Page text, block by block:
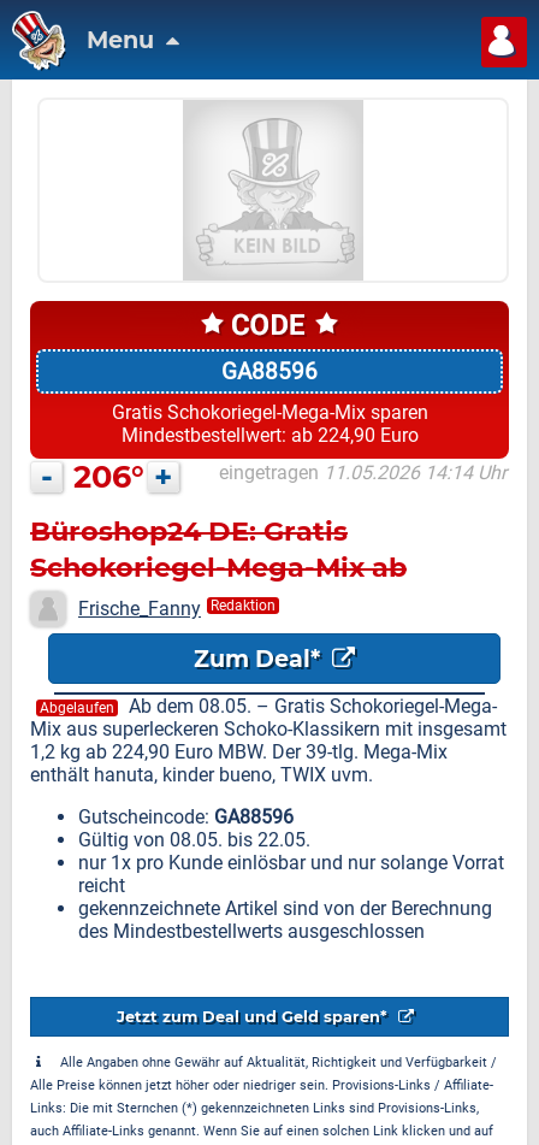
Menu
GA88596
Gratis Schokoriegel-Mega-Mix sparen
Mindestbestellwert: ab 224,90 Euro
- 206° + eingetragen 11.05.2026 14:14 Uhr
Büroshop24 DE: Gratis
Schokoriegel-Mega-Mix ab
224,90 Euro MBW
Frische_Fanny Redaktion
Zum Deal*
Abgelaufen
Ab dem 08.05. – Gratis Schokoriegel-Mega-
Mix aus superleckeren Schoko-Klassikern mit insgesamt
1,2 kg ab 224,90 Euro MBW. Der 39-tlg. Mega-Mix
enthält hanuta, kinder bueno, TWIX uvm.
Gutscheincode: GA88596
Gültig von 08.05. bis 22.05.
nur 1x pro Kunde einlösbar und nur solange Vorrat
reicht
gekennzeichnete Artikel sind von der Berechnung
des Mindestbestellwerts ausgeschlossen
Jetzt zum Deal und Geld sparen*
Alle Angaben ohne Gewähr auf Aktualität, Richtigkeit und Verfügbarkeit /
Alle Preise können jetzt höher oder niedriger sein. Provisions-Links / Affiliate-
Links: Die mit Sternchen (*) gekennzeichneten Links sind Provisions-Links,
auch Affiliate-Links genannt. Wenn Sie auf einen solchen Link klicken und auf